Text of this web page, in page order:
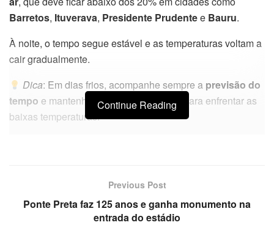
Barretos, Ituverava, Presidente Prudentee Bauru.
À noite, o tempo segue estável e as temperaturas voltam a
cair gradualmente.
Dica: Em dias frios, acompanhe sempre a previsão do
tempo e mantenha-se bem agasalhado para enfrentar as
baixas temperaturas.
Continue Reading
Previous Post
Ponte Preta faz 125 anos e ganha monumento na
entrada do estádio